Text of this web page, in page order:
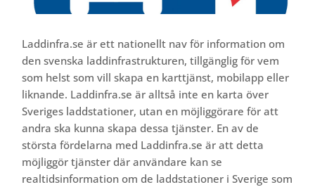
Laddinfra.se är ett nationellt nav för information om
den svenska laddinfrastrukturen, tillgänglig för vem
som helst som vill skapa en karttjänst, mobilapp eller
liknande. Laddinfra.se är alltså inte en karta över
Sveriges laddstationer, utan en möjliggörare för att
andra ska kunna skapa dessa tjänster. En av de
största fördelarna med Laddinfra.se är att detta
möjliggör tjänster där användare kan se
realtidsinformation om de laddstationer i Sverige som